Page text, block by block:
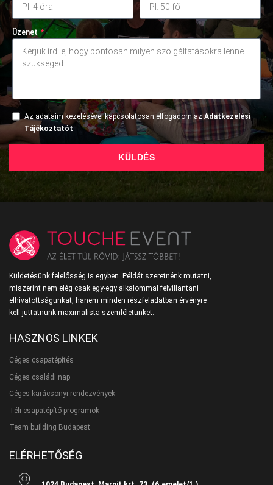
Üzenet *
Az adataim kezelésével kapcsolatosan elfogadom azAdatkezelési
Tájékoztatót
KÜLDÉS
Küldetésünk felelősség is egyben. Példát szeretnénk mutatni,
miszerint nem elég csak egy-egy alkalommal felvillantani
elhivatottságunkat, hanem minden részfeladatban érvényre
kell juttatnunk maximalista szemléletünket.
HASZNOS LINKEK
Céges csapatépítés
Céges családi nap
Céges karácsonyi rendezvények
Téli csapatépítő programok
Team building Budapest
ELÉRHETŐSÉG